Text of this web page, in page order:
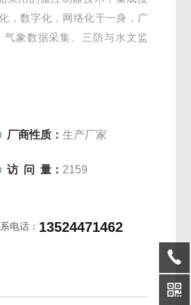
，数字化，网络化于一身，广
象数据采集、三防与水文监
厂商性质：生产厂家
访 问 量： 2159
电话： 13524471462